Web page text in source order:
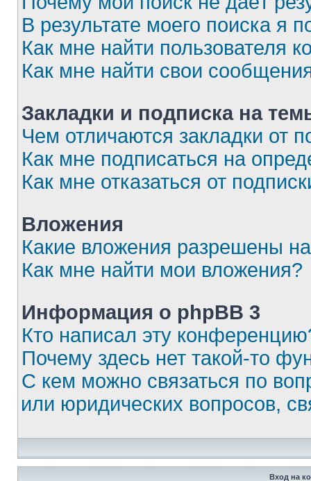
В результате моего поиска я
Как мне найти пользователя
Как мне найти свои
Закладки и подписка на
Чем отличаются закладки от
Как мне подписаться на
Как мне отказаться от
Вложения
Какие вложения разрешены
Как мне найти мои вложения?
Информация о phpBB 3
Кто написал эту
Почему здесь нет такой-то
С кем можно связаться по
или юридических вопросов,
Вход на